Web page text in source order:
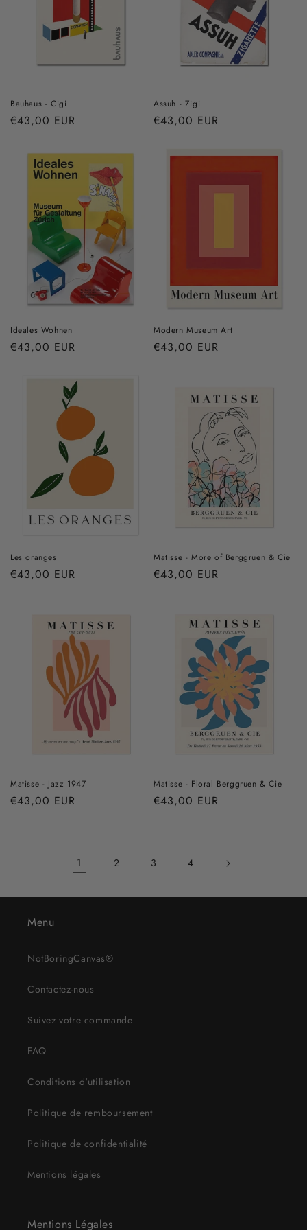
Bauhaus - Cigi
Prix
€43,00 EUR
Assuh - Zigi
Prix
€43,00 EUR
Ideales Wohnen
Prix
€43,00 EUR
Modern Museum Art
Prix
€43,00 EUR
Les oranges
Prix
€43,00 EUR
Matisse - More of Berggruen & Cie
Prix
€43,00 EUR
Matisse - Jazz 1947
Prix
€43,00 EUR
Matisse - Floral Berggruen & Cie
Prix
€43,00 EUR
1 2 3 4
Menu
NotBoringCanvas®
Contactez-nous
Suivez votre commande
FAQ
Conditions d'utilisation
Politique de remboursement
Politique de confidentialité
Mentions légales
Mentions Légales